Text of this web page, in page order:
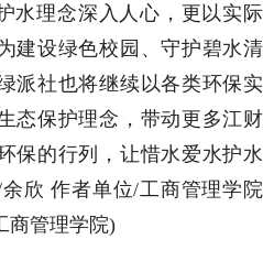
水理念深入人心，更以实际
建设绿色校园、守护碧水清
派社也将继续以各类环保实
态保护理念，带动更多江财
保的行列，让惜水爱水护水
欣 作者单位/工商管理学院
商管理学院)